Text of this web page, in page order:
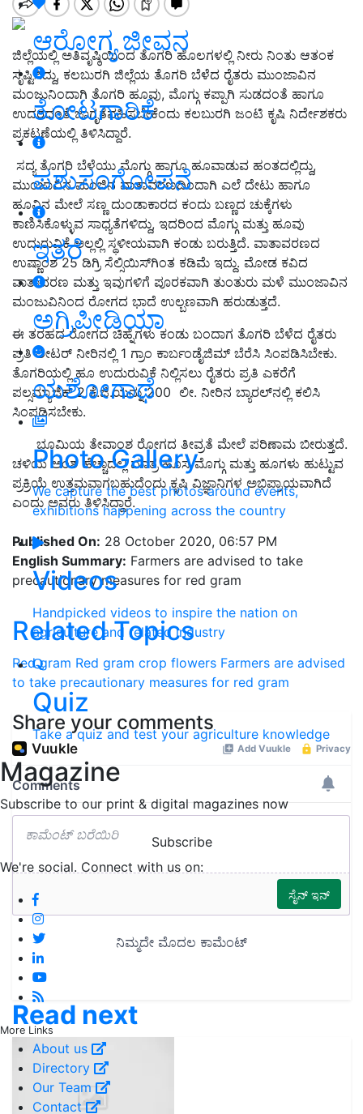
ಆರೋಗ್ಯ ಜೀವನ
ತೋಟಗಾರಿಕೆ
ಪಶುಸಂಗೋಪನೆ
ಇತರೆ
ಅಗ್ರಿಪೀಡಿಯಾ
ಯಶೋಗಾಥೆ
Photo Gallery
We capture the best photos around events,
exhibitions happening across the country
Videos
Handpicked videos to inspire the nation on
agriculture and related industry
Quiz
Take a quiz and test your agriculture knowledge
Magazine
Subscribe to our print & digital magazines now
Subscribe
We're social. Connect with us on:
More Links
About us
Directory
Our Team
Contact
ಜಿಲ್ಲೆಯಲ್ಲಿ ಅತಿವೃಷ್ಠಿಯಿಂದ ತೊಗರಿ ಹೊಲಗಳಲ್ಲಿ ನೀರು ನಿಂತು ಆತಂಕ
ಸೃಷ್ಟಿಸಿದ್ದು, ಕಲಬುರಗಿ ಜಿಲ್ಲೆಯ ತೊಗರಿ ಬೆಳೆದ ರೈತರು ಮುಂಜಾವಿನ
ಮಂಜುನಿಂದಾಗಿ ತೊಗರಿ ಹೂವು, ಮೊಗ್ಗು ಕಪ್ಪಾಗಿ ಸುಡದಂತೆ ಹಾಗೂ
ಉದರದಂತೆ ಜಾಗೃತೆವಹಿಸಬೇಕೆಂದು ಕಲಬುರಗಿ ಜಂಟಿ ಕೃಷಿ ನಿರ್ದೇಶಕರು
ಪ್ರಕಟಣೆಯಲ್ಲಿ ತಿಳಿಸಿದ್ದಾರೆ.
ಸದ್ಯ ತೊಗರಿ ಬೆಳೆಯು ಮೊಗ್ಗು ಹಾಗೂ ಹೂವಾಡುವ ಹಂತದಲ್ಲಿದ್ದು,
ಮುಂಜಾವಿನ ಮಂಜಿನ ವಾತಾವರಣದಿಂದಾಗಿ ಎಲೆ ದೇಟು ಹಾಗೂ
ಹೂವಿನ ಮೇಲೆ ಸಣ್ಣ ದುಂಡಾಕಾರದ ಕಂದು ಬಣ್ಣದ ಚುಕ್ಕೆಗಳು
ಕಾಣಿಸಿಕೊಳ್ಳುವ ಸಾಧ್ಯತೆಗಳಿದ್ದು, ಇದರಿಂದ ಮೊಗ್ಗು ಮತ್ತು ಹೂವು
ಉದುರುವಿಕೆ ಅಲ್ಲಲ್ಲಿ ಸ್ಥಳೀಯವಾಗಿ ಕಂಡು ಬರುತ್ತಿದೆ. ವಾತಾವರಣದ
ಉಷ್ಣಾಂಶ 25 ಡಿಗ್ರಿ ಸೆಲ್ಸಿಯಿಸ್‍ಗಿಂತ ಕಡಿಮೆ ಇದ್ದು. ಮೋಡ ಕವಿದ
ವಾತಾವರಣ ಮತ್ತು ಇವುಗಳಿಗೆ ಪೂರಕವಾಗಿ ತುಂತುರು ಮಳೆ ಮುಂಜಾವಿನ
ಮಂಜುವಿನಿಂದ ರೋಗದ ಭಾದೆ ಉಲ್ಬಣವಾಗಿ ಹರುಡುತ್ತದೆ.
ಈ ತರಹದ ರೋಗದ ಚಿಹ್ನೆಗಳು ಕಂಡು ಬಂದಾಗ ತೊಗರಿ ಬೆಳೆದ ರೈತರು
ಪ್ರತಿ ಲೀಟರ್ ನೀರಿನಲ್ಲಿ 1 ಗ್ರಾಂ ಕಾರ್ಬಂಡೈಜಿಮ್ ಬೆರೆಸಿ ಸಿಂಪಡಿಸಿಬೇಕು.
ತೊಗರಿಯಲ್ಲಿ ಹೂ ಉದುರುವಿಕೆ ನಿಲ್ಲಿಸಲು ರೈತರು ಪ್ರತಿ ಎಕರೆಗೆ
ಪಲ್ಸಮ್ಯಾಜಿಕ್ 2 ಕೆ.ಜಿ.ಯನ್ನು 200 ಲೀ. ನೀರಿನ ಬ್ಯಾರಲ್‍ನಲ್ಲಿ ಕಲಿಸಿ
ಸಿಂಪಡಿಸಬೇಕು.
ಭೂಮಿಯ ತೇವಾಂಶ ರೋಗದ ತೀವ್ರತೆ ಮೇಲೆ ಪರಿಣಾಮ ಬೀರುತ್ತದೆ.
ಚಳಿಯ ಅಂಶ ಹೆಚ್ಚಾದಲ್ಲಿ ಮಾತ್ರ ಹೊಸ ಮೊಗ್ಗು ಮತ್ತು ಹೂಗಳು ಹುಟ್ಟುವ
ಪ್ರಕ್ರಿಯೆ ಉತ್ತಮವಾಗಬಹುದೆಂದು ಕೃಷಿ ವಿಜ್ಞಾನಿಗಳ ಅಭಿಪ್ರಾಯವಾಗಿದೆ
ಎಂದು ಅವರು ತಿಳಿಸಿದ್ದಾರೆ.
Published On: 28 October 2020, 06:57 PM
English Summary: Farmers are advised to take
precautionary measures for red gram
Related Topics
Red gram Red gram crop flowers Farmers are advised
to take precautionary measures for red gram
Share your comments
Read next